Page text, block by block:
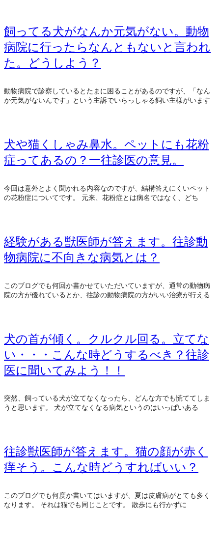
飼ってる犬がなんか元気がない。動物
病院に行ったらなんともないと言われ
た。どうしよう？
動物病院で診察しているとたまに困ることがあるのですが、「なん
か元気がないんです」という主訴でいらっしゃる飼い主様がいます
犬や猫くしゃみ鼻水。ペットにも花粉
症ってあるの？一往診医の意見。
今回は意外とよく聞かれる内容なのですが、結構答えにくいペット
の花粉症についてです。 元来、花粉症とは病名ではなく、どち
経験がある獣医師が答えます。往診動
物病院に不向きな病気とは？
このブログでも何回か書かせていただいていますが、通常の動物病
院の方が優れているとか、往診の動物病院の方がいい治療が行える
犬の首が傾く。クルクル回る。立てな
い・・・こんな時どうするべき？往診
医に聞いてみよう！！
突然、飼っている犬が立てなくなったら、どんな方でも慌ててしま
うと思います。 犬が立てなくなる病気というのはいっぱいある
往診獣医師が答えます。猫の顔が赤く
痒そう。こんな時どうすればいい？
このブログでも何度か書いてはいますが、夏は皮膚病がとても多く
なります。 それは猫でも同じことです。 散歩にも行かずに